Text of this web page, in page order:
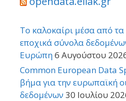
Το καλοκαίρι μέσα από
εποχικά σύνολα
Ευρώπη6 Αυγούστου
Common European Data
βήμα για την ευρωπαϊκή
δεδομένων 30 Ιουλίου